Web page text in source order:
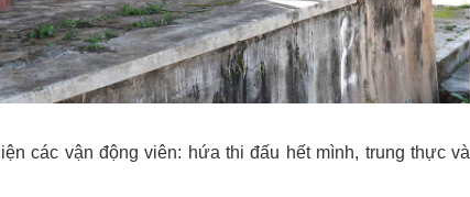
các vận động viên: hứa thi đấu hết mình, trung thực và